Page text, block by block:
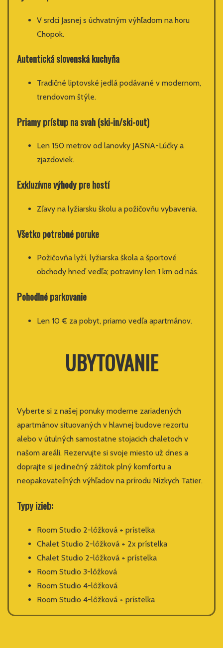
V srdci Jasnej s úchvatným výhľadom na horu
Chopok.
Autentická slovenská kuchyňa
Tradičné liptovské jedlá podávané v modernom,
trendovom štýle.
Priamy prístup na svah (ski-in/ski-out)
Len 150 metrov od lanovky JASNA-Lúčky a
zjazdoviek.
Exkluzívne výhody pre hostí
Zľavy na lyžiarsku školu a požičovňu vybavenia.
Všetko potrebné poruke
Požičovňa lyží, lyžiarska škola a športové
obchody hneď vedľa; potraviny len 1 km od nás.
Pohodlné parkovanie
Len 10 € za pobyt, priamo vedľa apartmánov.
UBYTOVANIE
Vyberte si z našej ponuky moderne zariadených
apartmánov situovaných v hlavnej budove rezortu
alebo v útulných samostatne stojacich chaletoch v
našom areáli. Rezervujte si svoje miesto už dnes a
doprajte si jedinečný zážitok plný komfortu a
neopakovateľných výhľadov na prírodu Nízkych Tatier.
Typy izieb:
Room Studio 2-lôžková + prístelka
Chalet Studio 2-lôžková + 2x prístelka
Chalet Studio 2-lôžková + prístelka
Room Studio 3-lôžková
Room Studio 4-lôžková
Room Studio 4-lôžková + prístelka